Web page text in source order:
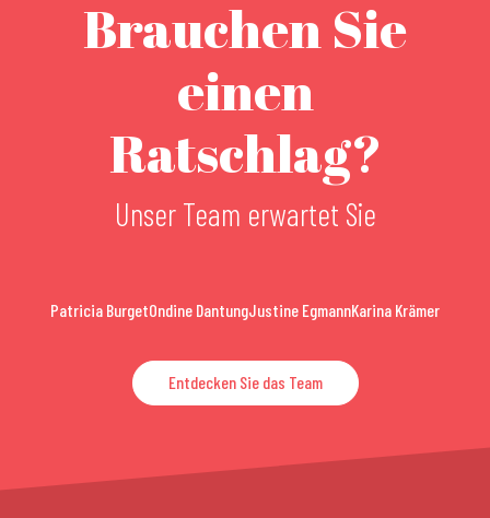
Brauchen Sie
einen
Ratschlag?
Unser Team erwartet Sie
Patricia BurgetOndine DantungJustine EgmannKarina Krämer
Entdecken Sie das Team